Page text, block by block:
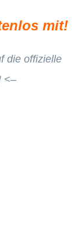
mit!
die offizielle
<–